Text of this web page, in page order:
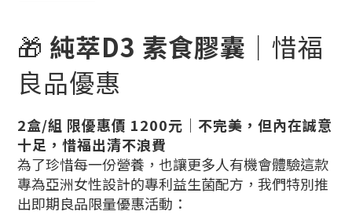
🎁 純萃D3 素食膠囊 ｜惜福
良品優惠
2盒/組 限優惠價 1200元｜不完美，但內在誠意
十足，惜福出清不浪費
為了珍惜每一份營養，也讓更多人有機會體驗這款
專為亞洲女性設計的專利益生菌配方 ，我們特別推
出即期良品限量優惠活動：